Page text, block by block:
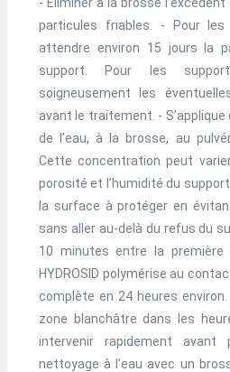
particules friables. - Pour les
attendre environ 15 jours la
support. Pour les
soigneusement les
avant le traitement. -
de l’eau, à la brosse, au
Cette concentration peut
porosité et l’humidité du
la surface à protéger en
sans aller au-delà du refus du
10 minutes entre la première
HYDROSID polymérise au
complète en 24 heures
zone blanchâtre dans les
intervenir rapidement avant
nettoyage à l'eau avec un